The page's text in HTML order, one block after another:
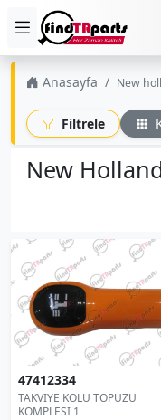
Anasayfa New
Filtrele
New
47412334
TAKVIYE KOLU TOPUZU
KOMPLESİ 1